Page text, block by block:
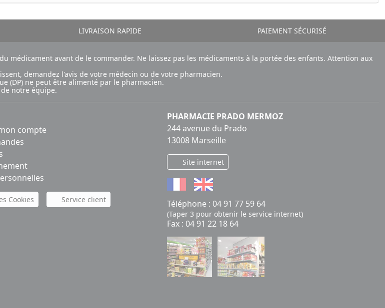
LIVRAISON RAPIDE PAIEMENT SÉCURISÉ
médicament avant de le commander. Ne laissez pas les médicaments à la portée des enfants. Attention aux
demandez l'avis de votre médecin ou de votre pharmacien.
(DP) ne peut être alimenté par le pharmacien.
de notre équipe.
compte
Cookies Service client
PHARMACIE PRADO MERMOZ
244 avenue du Prado
13008 Marseille
Site internet
Téléphone : 04 91 77 59 64
(Taper 3 pour obtenir le service internet)
Fax : 04 91 22 18 64